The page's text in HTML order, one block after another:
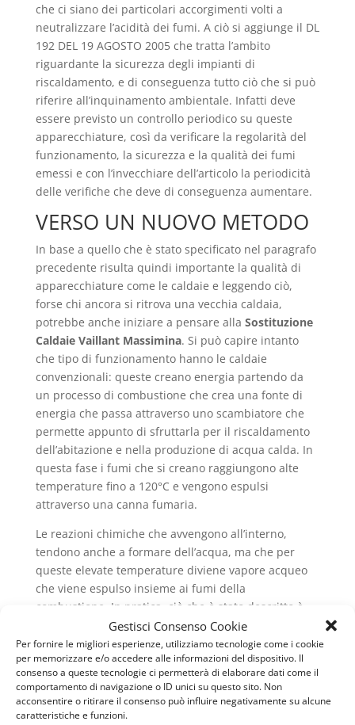
Gestisci Consenso Cookie
Per fornire le migliori esperienze, utilizziamo tecnologie come i cookie
per memorizzare e/o accedere alle informazioni del dispositivo. Il
consenso a queste tecnologie ci permetterà di elaborare dati come il
comportamento di navigazione o ID unici su questo sito. Non
acconsentire o ritirare il consenso può influire negativamente su alcune
caratteristiche e funzioni.
che ci siano dei particolari accorgimenti volti a
neutralizzare l’acidità dei fumi. A ciò si aggiunge il DL
192 DEL 19 AGOSTO 2005 che tratta l’ambito
riguardante la sicurezza degli impianti di
riscaldamento, e di conseguenza tutto ciò che si può
riferire all’inquinamento ambientale. Infatti deve
essere previsto un controllo periodico su queste
apparecchiature, così da verificare la regolarità del
funzionamento, la sicurezza e la qualità dei fumi
emessi e con l’invecchiare dell’articolo la periodicità
delle verifiche che deve di conseguenza aumentare.
VERSO UN NUOVO METODO
In base a quello che è stato specificato nel paragrafo
precedente risulta quindi importante la qualità di
apparecchiature come le caldaie e leggendo ciò,
forse chi ancora si ritrova una vecchia caldaia,
potrebbe anche iniziare a pensare alla Sostituzione
Caldaie Vaillant Massimina. Si può capire intanto
che tipo di funzionamento hanno le caldaie
convenzionali: queste creano energia partendo da
un processo di combustione che crea una fonte di
energia che passa attraverso uno scambiatore che
permette appunto di sfruttarla per il riscaldamento
dell’abitazione e nella produzione di acqua calda. In
questa fase i fumi che si creano raggiungono alte
temperature fino a 120°C e vengono espulsi
attraverso una canna fumaria.
Le reazioni chimiche che avvengono all’interno,
tendono anche a formare dell’acqua, ma che per
queste elevate temperature diviene vapore acqueo
che viene espulso insieme ai fumi della
combustione. In pratica, ciò che è stato descritto è
quello che avviene all’interno di una caldaia
convenzionale, che molti ancora possiedono nella
propria abitazione. La scoperta di un nuovo metodo
di funzionamento, ha però superato un limite,
ovvero quello della formazione di vapore acqueo che
veniva poi espulso. Si parla infatti di condensazione,